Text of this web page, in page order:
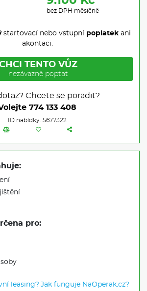
bez DPH měsíčně
startovací nebo vstupní poplatekani
akontaci.
TENTO VŮZ
nezávazně poptat
Chcete se poradit?
774 133 408
ID nabídky: 5677322
pro:
leasing? Jak funguje NaOperak.cz?